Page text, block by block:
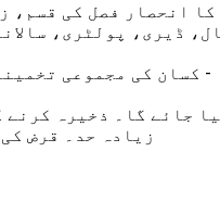
انحصار فصل کی قسم،
ڈیری، پولٹری،
زیادہ حد۔ قرض کی